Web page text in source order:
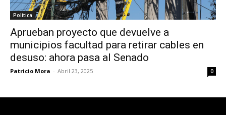
Política
Aprueban proyecto que devuelve a
municipios facultad para retirar cables en
desuso: ahora pasa al Senado
Patricio Mora - Abril 23, 2025 0